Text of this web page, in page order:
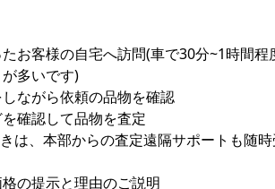
お客様の自宅へ訪問(車で30分~1時間程
多いです)
ながら依頼の品物を確認
確認して品物を査定
は、本部からの査定遠隔サポートも随
の提示と理由のご説明